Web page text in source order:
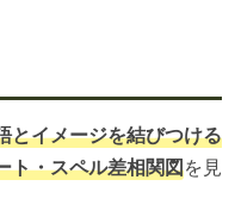
とイメージを結びつける
ト・スペル差相関図を見